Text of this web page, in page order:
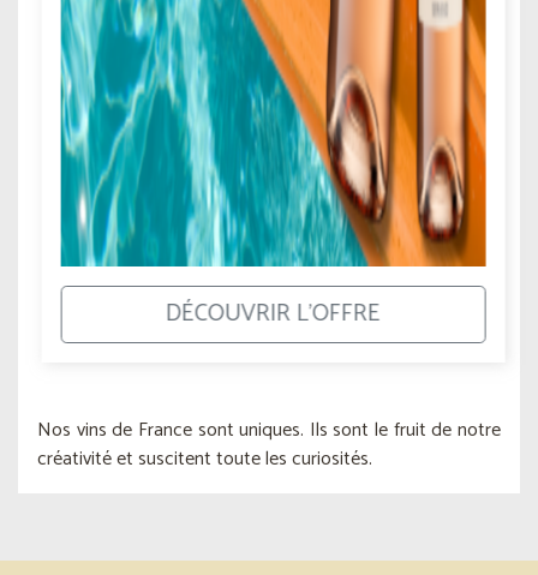
Nos vins de France sont uniques. Ils sont le fruit de notre
créativité et suscitent toute les curiosités.
DÉCOUVRIR L'OFFRE